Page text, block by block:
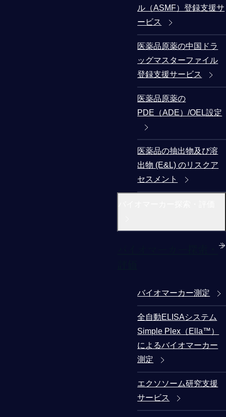
ル（ASMF）登録支援サ
ービス
医薬品原薬の中国ドラ
ッグマスターファイル
登録支援サービス
医薬品原薬の
PDE（ADE）/OEL設定
医薬品の抽出物及び溶
出物 (E&L) のリスクア
セスメント
バイオマーカー測定
全自動ELISAシステム
Simple Plex（Ella™）
によるバイオマーカー
測定
エクソソーム研究支援
サービス